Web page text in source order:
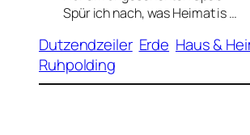
Spür ich nach, was Heimat is …
Dutzendzeiler Erde Haus &
Ruhpolding